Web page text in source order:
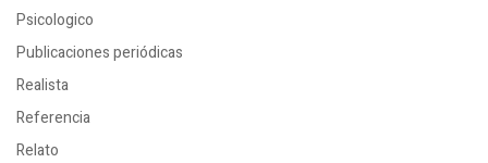
Psicologico
Publicaciones periódicas
Realista
Referencia
Relato